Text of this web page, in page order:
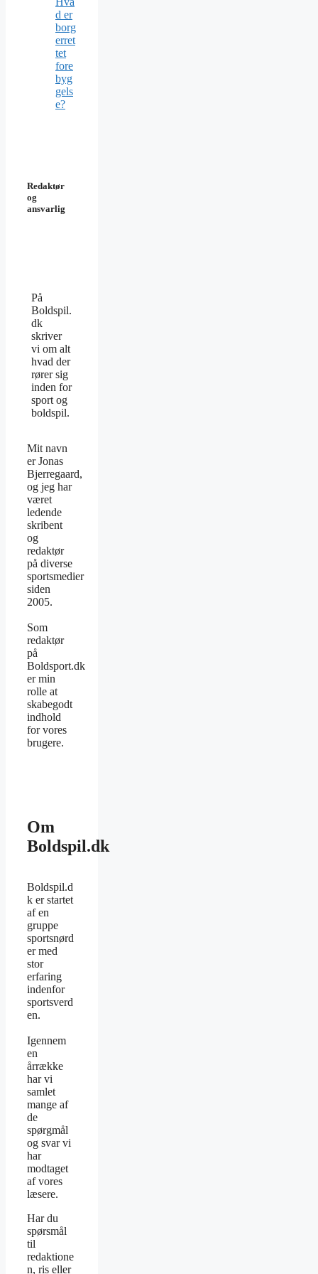
d er
borg
erret
tet
fore
byg
gels
e?
Redaktør
og
ansvarlig
På
Boldspil.
dk
skriver
vi om alt
hvad der
rører sig
inden for
sport og
boldspil.
Mit navn
er Jonas
Bjerregaard,
og jeg har
været
ledende
skribent
og
redaktør
på diverse
sportsmedier
siden
2005.
Som
redaktør
på
Boldsport.dk
er min
rolle at
skabegodt
indhold
for vores
brugere.
Om
Boldspil.dk
Boldspil.d
k er startet
af en
gruppe
sportsnørd
er med
stor
erfaring
indenfor
sportsverd
en.
Igennem
en
årrække
har vi
samlet
mange af
de
spørgmål
og svar vi
har
modtaget
af vores
læsere.
Har du
spørsmål
til
redaktione
n, ris eller